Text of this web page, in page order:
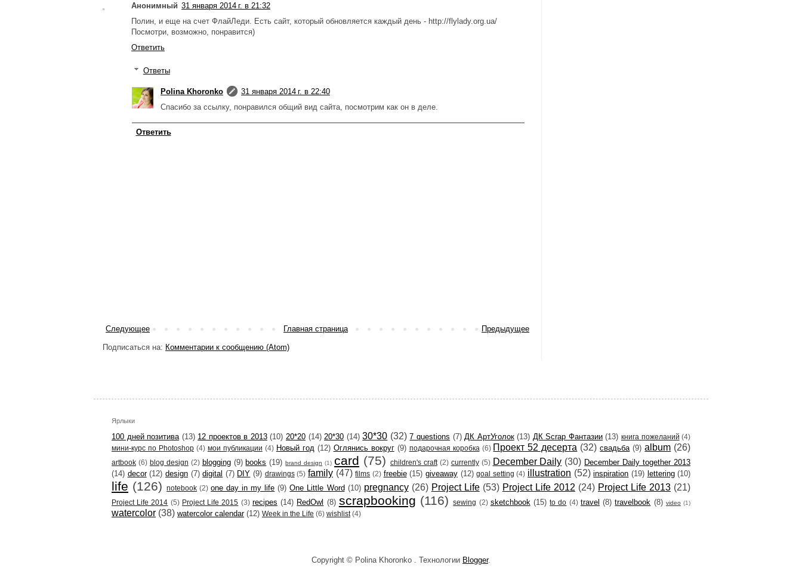
Анонимный 31 января 2014 г. в 21:32
Полин, и еще на счет ФлайЛеди. Есть сайт, который обновляется каждый день - http://flylady.org.ua/
Посмотри, возможно, понравится)
Ответить
Ответы
Polina Khoronko
31 января 2014 г. в 22:40
Спасибо за ссылку, понравился общий вид сайта, посмотрим как он в деле.
Ответить
Следующее Предыдущее
Главная страница
Подписаться на: Комментарии к сообщению (Atom)
Ярлыки
100 дней позитива (13) 12 проектов в 2013 (10) 20*20 (14) 20*30 (14) 30*30 (32) 7 questions (7) ДК АртУголок (13) ДК Scrap Фантазии (13) книга пожеланий (4)
мини-курс по Photoshop (4) мои публикации (4) Новый год (12) Оглянись вокруг (9) подарочная коробка (6) Проект 52 десерта (32) свадьба (9) album (26)
artbook (6) blog design (2) blogging (9) books (19) brand design (1) card (75) children's craft (2) currently (5) December Daily (30) December Daily together 2013
(14) decor (12) design (7) digital (7) DIY (9) drawings (5) family (47) films (2) freebie (15) giveaway (12) goal setting (4) illustration (52) inspiration (19) lettering (10)
life (126) notebook (2) one day in my life (9) One Little Word (10) pregnancy (26) Project Life (53) Project Life 2012 (24) Project Life 2013 (21)
Project Life 2014 (5) Project Life 2015 (3) recipes (14) RedOwl (8) scrapbooking (116) sewing (2) sketchbook (15) to do (4) travel (8) travelbook (8) video (1)
watercolor (38) watercolor calendar (12) Week in the Life (6) wishlist (4)
Copyright © Polina Khoronko . Технологии Blogger.